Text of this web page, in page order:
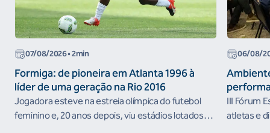
07/08/2026• 2min
Formiga: de pioneira em Atlanta 1996 à
líder de uma geração na Rio 2016
Jogadora esteve na estreia olímpica do futebol
feminino e, 20 anos depois, viu estádios lotados
06/08/
III Fórum
atletas e